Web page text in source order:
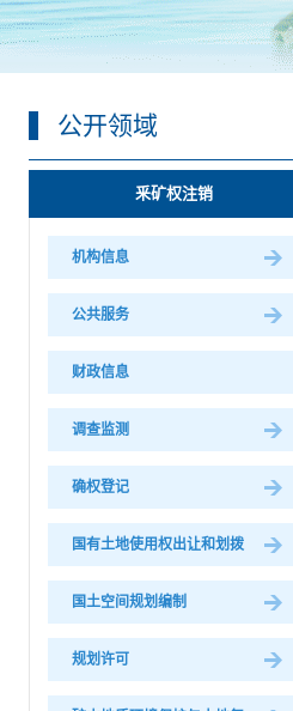
公开领域
釆矿权注销
机构信息
公共服务
财政信息
调查监测
确权登记
国有土地使用权出让和划拨
国土空间规划编制
规划许可